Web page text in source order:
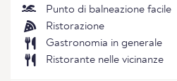
Punto di balneazione facile
Ristorazione
Gastronomia in generale
Ristorante nelle vicinanze